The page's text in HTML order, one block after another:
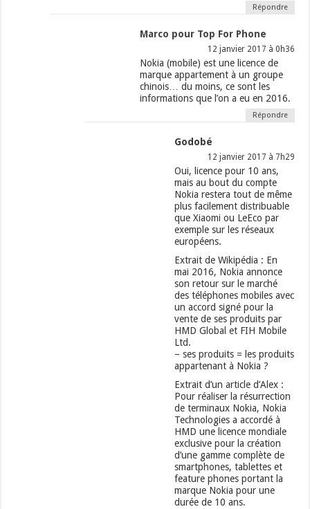
Répondre
Marco pour Top For Phone
12 janvier 2017 à 0h36
Nokia (mobile) est une licence de
marque appartement à un groupe
chinois… du moins, ce sont les
informations que l’on a eu en 2016.
Répondre
Godobé
12 janvier 2017 à 7h29
Oui, licence pour 10 ans,
mais au bout du compte
Nokia restera tout de même
plus facilement distribuable
que Xiaomi ou LeEco par
exemple sur les réseaux
européens.
Extrait de Wikipédia : En
mai 2016, Nokia annonce
son retour sur le marché
des téléphones mobiles avec
un accord signé pour la
vente de ses produits par
HMD Global et FIH Mobile
Ltd.
– ses produits = les produits
appartenant à Nokia ?
Extrait d’un article d’Alex :
Pour réaliser la résurrection
de terminaux Nokia, Nokia
Technologies a accordé à
HMD une licence mondiale
exclusive pour la création
d’une gamme complète de
smartphones, tablettes et
feature phones portant la
marque Nokia pour une
durée de 10 ans.